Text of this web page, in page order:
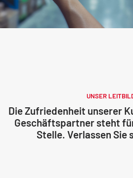
UNSER
Die Zufriedenheit unserer
Geschäftspartner steht
Stelle. Verlassen Sie